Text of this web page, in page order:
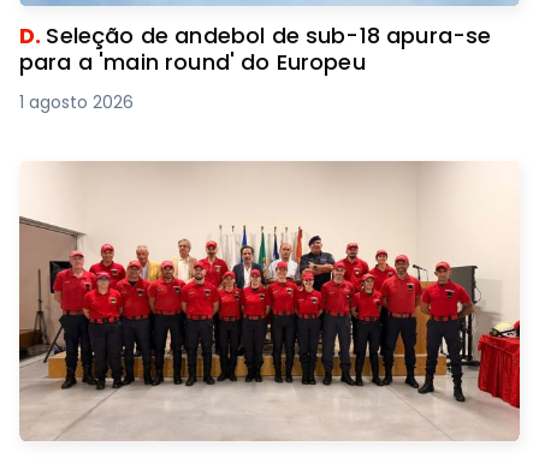
D. Seleção de andebol de sub-18 apura-se
para a 'main round' do Europeu
1 agosto 2026